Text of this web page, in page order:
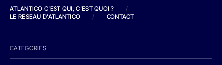
ATLANTICO C'EST QUI, C'EST QUOI ?
/
LE RESEAU D'ATLANTICO
/ CONTACT
CATEGORIES